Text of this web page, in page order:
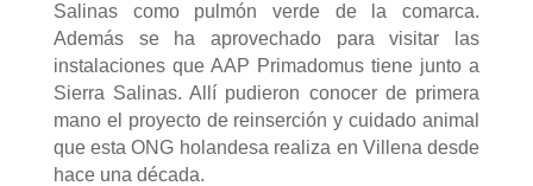
Salinas como pulmón verde de la comarca.
Además se ha aprovechado para visitar las
instalaciones que AAP Primadomus tiene junto a
Sierra Salinas. Allí pudieron conocer de primera
mano el proyecto de reinserción y cuidado animal
que esta ONG holandesa realiza en Villena desde
hace una década.